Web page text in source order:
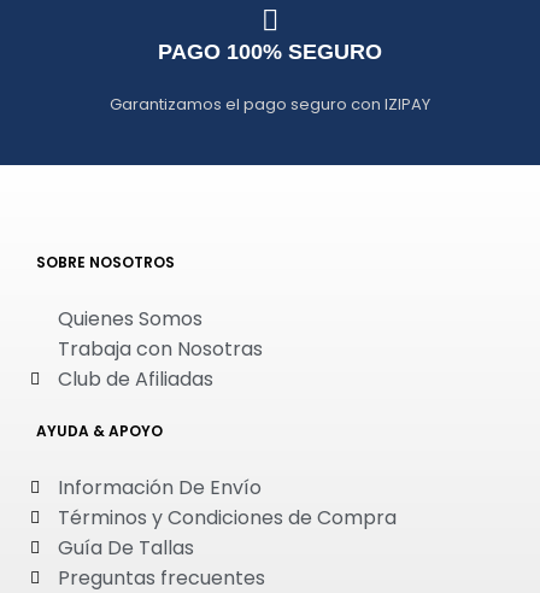
PAGO 100% SEGURO
Garantizamos el pago seguro con IZIPAY
SOBRE NOSOTROS
Quienes Somos
Trabaja con Nosotras
Club de Afiliadas
AYUDA & APOYO
Información De Envío
Términos y Condiciones de Compra
Guía De Tallas
Preguntas frecuentes